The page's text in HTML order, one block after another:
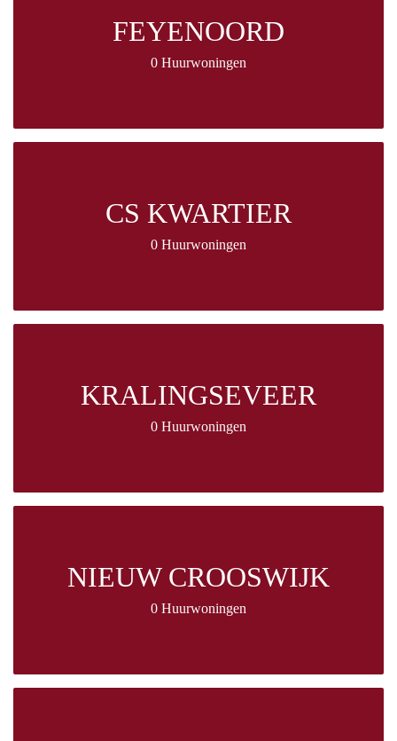
FEYENOORD
0 Huurwoningen
CS KWARTIER
0 Huurwoningen
KRALINGSEVEER
0 Huurwoningen
NIEUW CROOSWIJK
0 Huurwoningen